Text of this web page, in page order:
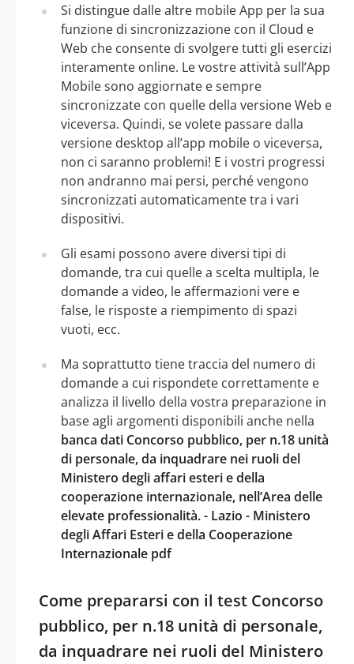
Si distingue dalle altre mobile App per la sua
funzione di sincronizzazione con il Cloud e
Web che consente di svolgere tutti gli esercizi
interamente online. Le vostre attività sull’App
Mobile sono aggiornate e sempre
sincronizzate con quelle della versione Web e
viceversa. Quindi, se volete passare dalla
versione desktop all’app mobile o viceversa,
non ci saranno problemi! E i vostri progressi
non andranno mai persi, perché vengono
sincronizzati automaticamente tra i vari
dispositivi.
Gli esami possono avere diversi tipi di
domande, tra cui quelle a scelta multipla, le
domande a video, le affermazioni vere e
false, le risposte a riempimento di spazi
vuoti, ecc.
Ma soprattutto tiene traccia del numero di
domande a cui rispondete correttamente e
analizza il livello della vostra preparazione in
base agli argomenti disponibili anche nella
banca dati Concorso pubblico, per n.18 unità
di personale, da inquadrare nei ruoli del
Ministero degli affari esteri e della
cooperazione internazionale, nell’Area delle
elevate professionalità. - Lazio - Ministero
degli Affari Esteri e della Cooperazione
Internazionale pdf
Come prepararsi con il test Concorso
pubblico, per n.18 unità di personale,
da inquadrare nei ruoli del Ministero